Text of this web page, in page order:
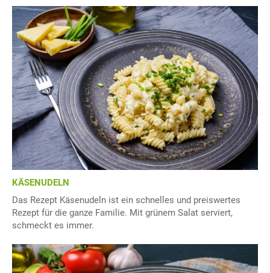
KÄSENUDELN
Das Rezept Käsenudeln ist ein schnelles und preiswertes
Rezept für die ganze Familie. Mit grünem Salat serviert,
schmeckt es immer.